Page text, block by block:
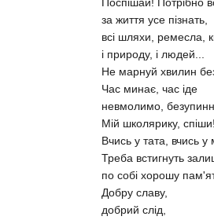
за життя усе пізнать,
всі шляхи, ремесла,
і природу, і людей...
Не марнуй хвилин
Час минає, час іде
невмолимо,
Мій школярику, спіши!
Вчись у тата, вчись у
Треба встигнуть
по собі хорошу
Добру славу,
добрий слід,